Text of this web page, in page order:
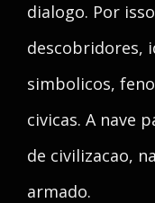
dialogo. Por
descobridores,
simbolicos,
civicas. A nave
de civilizacao,
armado.